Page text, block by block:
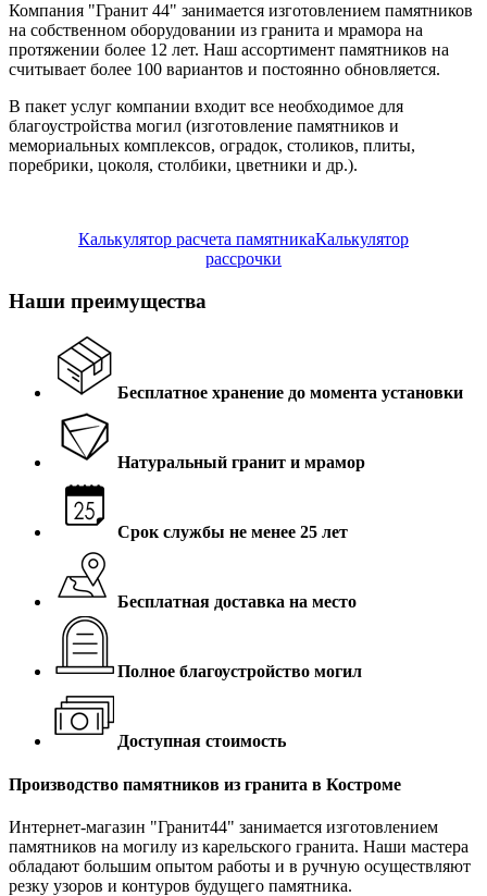
Компания "Гранит 44" занимается изготовлением памятников
на собственном оборудовании из гранита и мрамора на
протяжении более 12 лет. Наш ассортимент памятников на
считывает более 100 вариантов и постоянно обновляется.
В пакет услуг компании входит все необходимое для
благоустройства могил (изготовление памятников и
мемориальных комплексов, оградок, столиков, плиты,
поребрики, цоколя, столбики, цветники и др.).
Калькулятор расчета памятникаКалькулятор
рассрочки
Наши преимущества
Бесплатное хранение до момента установки
Натуральный гранит и мрамор
Срок службы не менее 25 лет
Бесплатная доставка на место
Полное благоустройство могил
Доступная стоимость
Производство памятников из гранита в Костроме
Интернет-магазин "Гранит44" занимается изготовлением
памятников на могилу из карельского гранита. Наши мастера
обладают большим опытом работы и в ручную осуществляют
резку узоров и контуров будущего памятника.